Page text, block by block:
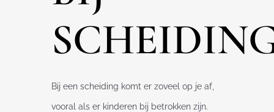
Bij een scheiding komt er zoveel op je af,
vooral als er kinderen bij betrokken zijn.